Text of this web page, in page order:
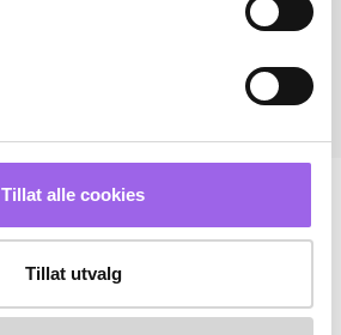
Tillat alle cookies
Tillat utvalg